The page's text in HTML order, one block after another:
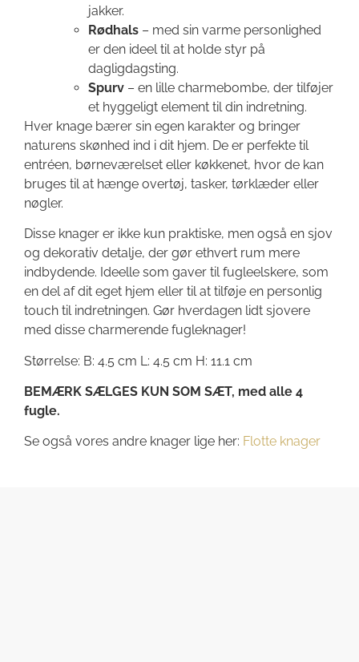
jakker.
Rødhals – med sin varme personlighed
er den ideel til at holde styr på
dagligdagsting.
Spurv – en lille charmebombe, der tilføjer
et hyggeligt element til din indretning.
Hver knage bærer sin egen karakter og bringer
naturens skønhed ind i dit hjem. De er perfekte til
entréen, børneværelset eller køkkenet, hvor de kan
bruges til at hænge overtøj, tasker, tørklæder eller
nøgler.
Disse knager er ikke kun praktiske, men også en sjov
og dekorativ detalje, der gør ethvert rum mere
indbydende. Ideelle som gaver til fugleelskere, som
en del af dit eget hjem eller til at tilføje en personlig
touch til indretningen. Gør hverdagen lidt sjovere
med disse charmerende fugleknager!
Størrelse: B: 4.5 cm L: 4.5 cm H: 11.1 cm
BEMÆRK SÆLGES KUN SOM SÆT, med alle 4
fugle.
Se også vores andre knager lige her: Flotte knager